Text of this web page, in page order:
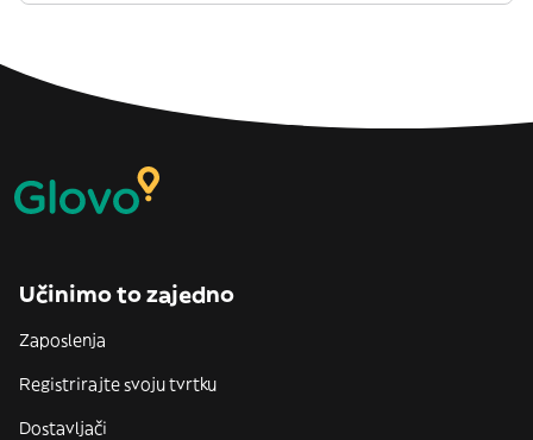
Učinimo to zajedno
Zaposlenja
Registrirajte svoju tvrtku
Dostavljači